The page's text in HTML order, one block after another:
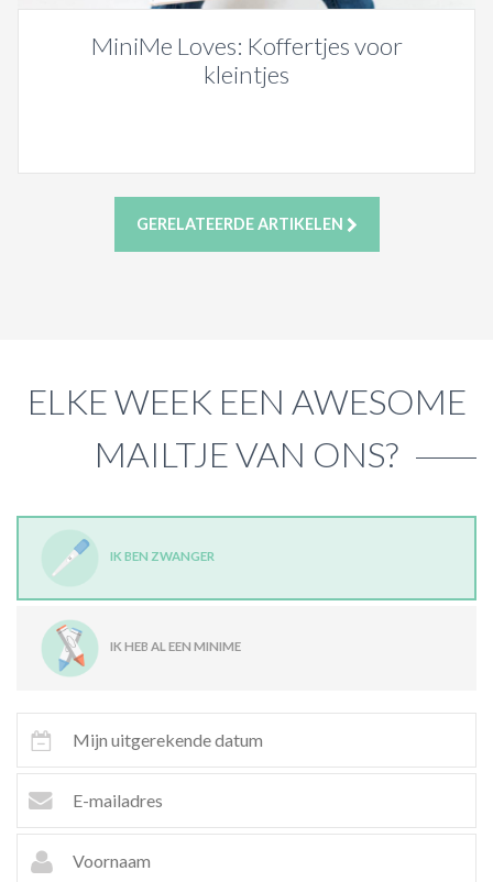
MiniMe Loves: Koffertjes voor
kleintjes
GERELATEERDE ARTIKELEN
ELKE WEEK EEN AWESOME
MAILTJE VAN ONS?
IK BEN ZWANGER
IK HEB AL EEN MINIME